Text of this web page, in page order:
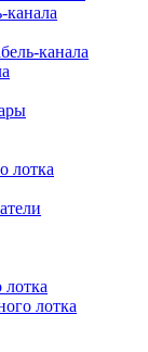
канала
канала
лотка
лотка
лотка